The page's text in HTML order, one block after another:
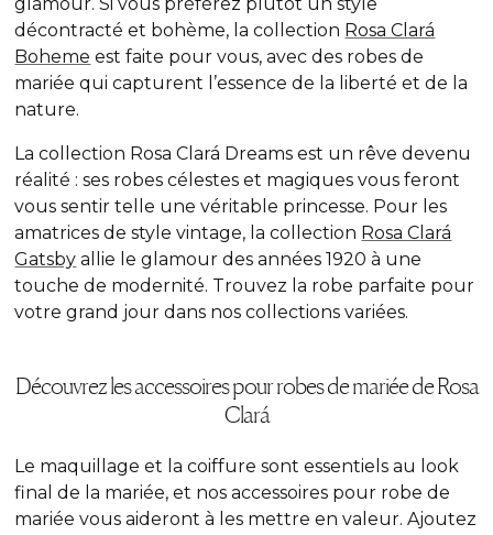
glamour. Si vous préférez plutôt un style
décontracté et bohème, la collection Rosa Clará
Boheme est faite pour vous, avec des robes de
mariée qui capturent l’essence de la liberté et de la
nature.
La collection Rosa Clará Dreams est un rêve devenu
réalité : ses robes célestes et magiques vous feront
vous sentir telle une véritable princesse. Pour les
amatrices de style vintage, la collection Rosa Clará
Gatsby allie le glamour des années 1920 à une
touche de modernité. Trouvez la robe parfaite pour
votre grand jour dans nos collections variées.
Découvrez les accessoires pour robes de mariée de Rosa
Clará
Le maquillage et la coiffure sont essentiels au look
final de la mariée, et nos accessoires pour robe de
mariée vous aideront à les mettre en valeur. Ajoutez